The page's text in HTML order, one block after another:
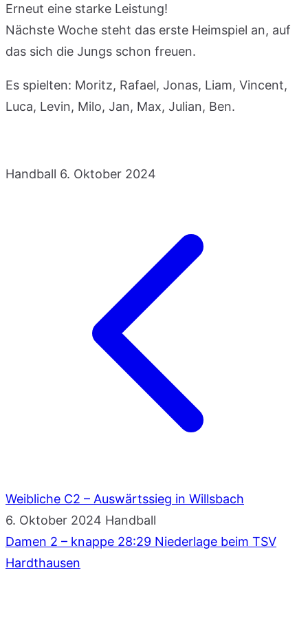
Erneut eine starke Leistung!
Nächste Woche steht das erste Heimspiel an, auf
das sich die Jungs schon freuen.
Es spielten: Moritz, Rafael, Jonas, Liam, Vincent,
Luca, Levin, Milo, Jan, Max, Julian, Ben.
Handball 6. Oktober 2024
Weibliche C2 – Auswärtssieg in Willsbach
6. Oktober 2024 Handball
Damen 2 – knappe 28:29 Niederlage beim TSV
Hardthausen